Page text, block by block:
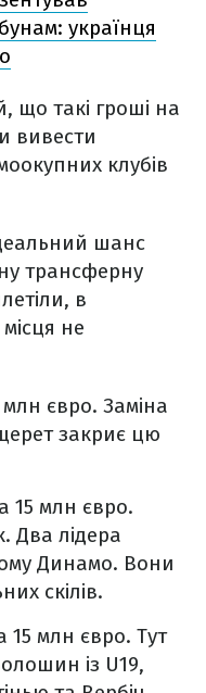
українця
що такі гроші на
вивести
клубів
шанс
трансферну
в
не
євро. Заміна
закриє цю
15 млн євро.
Два лідера
Динамо. Вони
скілів.
млн євро. Тут
із U19,